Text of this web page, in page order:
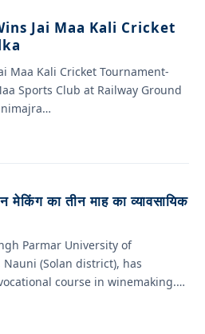
Jai Maa Kali Cricket
Maa Kali Cricket Tournament-
Sports Club at Railway Ground
मेकिंग का तीन माह का व्यावसायिक
Parmar University of
(Solan district), has
course in winemaking.…